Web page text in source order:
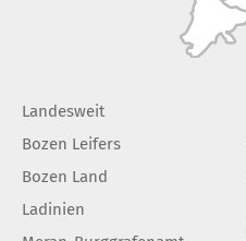
Landesweit
Bozen Leifers
Bozen Land
Ladinien